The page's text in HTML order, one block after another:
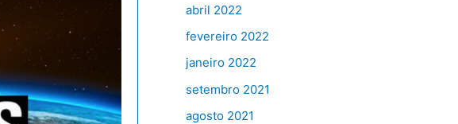
abril 2022
fevereiro 2022
janeiro 2022
setembro 2021
agosto 2021